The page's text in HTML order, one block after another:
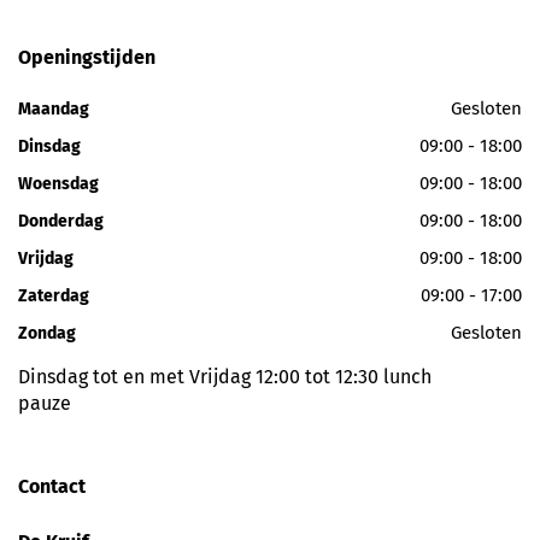
Openingstijden
Maandag Gesloten
Dinsdag 09:00 - 18:00
Woensdag 09:00 - 18:00
Donderdag 09:00 - 18:00
Vrijdag 09:00 - 18:00
Zaterdag 09:00 - 17:00
Zondag Gesloten
Dinsdag tot en met Vrijdag 12:00 tot 12:30 lunch
pauze
Contact